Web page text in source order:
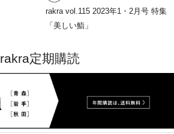
rakra vol.115 2023年1・2月号 特集
「美しい鮨」
rakra定期購読